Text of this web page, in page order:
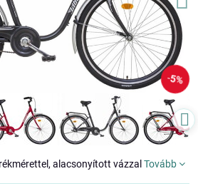
5%
alacsonyított vázzal Tovább